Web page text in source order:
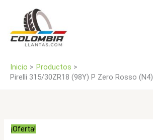
contenido
Inicio
Productos
Pirelli 315/30ZR18 (98Y) P Zero Rosso (N4)
¡Oferta!
Rosso
(N4)
cantidad